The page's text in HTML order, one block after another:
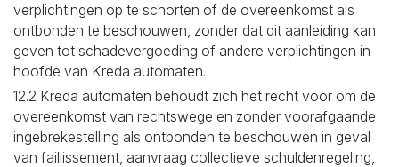
verplichtingen op te schorten of de overeenkomst als
ontbonden te beschouwen, zonder dat dit aanleiding kan
geven tot schadevergoeding of andere verplichtingen in
hoofde van Kreda automaten.
12.2 Kreda automaten behoudt zich het recht voor om de
overeenkomst van rechtswege en zonder voorafgaande
ingebrekestelling als ontbonden te beschouwen in geval
van faillissement, aanvraag collectieve schuldenregeling,